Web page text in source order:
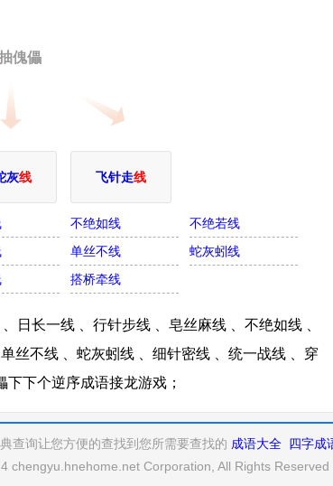
傀儡
灰线 飞针走线
不绝如线
不绝若线
单丝不线
蛇灰蚓线
搭桥牵线
日长一线 、行针步线 、皂丝麻线 、不绝如线 、
丝不线 、蛇灰蚓线 、细针密线 、统一战线 、穿
下个逆序成语接龙游戏；
查询让您方便的查找到您所需要查找的 成语大全 四字成
chengyu.hnehome.net Corporation, All Rights Reserved